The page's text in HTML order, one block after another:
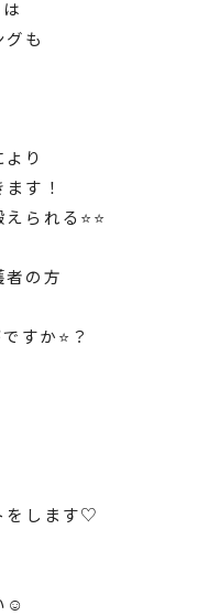
も
り
す！
られる⭐️⭐️
者の方
すか⭐️？
をします♡
☺️